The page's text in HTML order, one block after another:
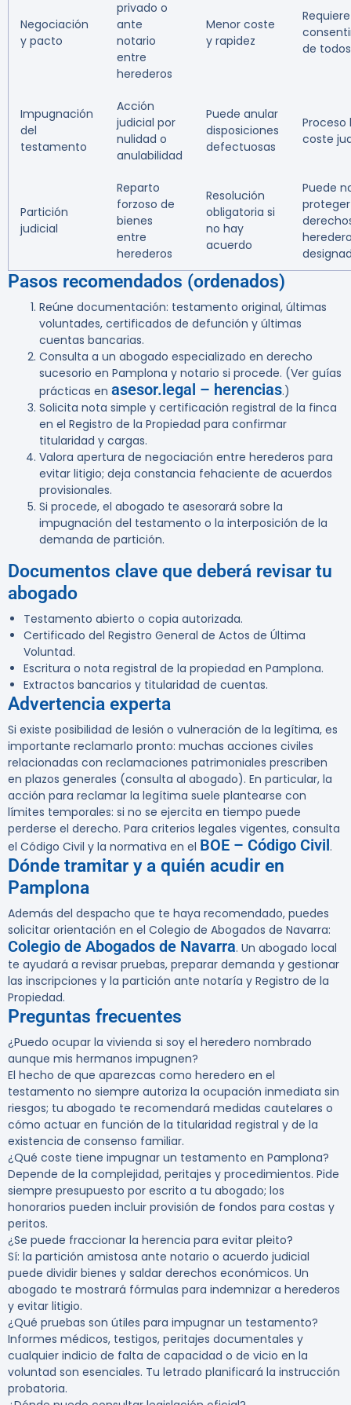
Negociación
y pacto
privado o
ante
notario
entre
herederos
Menor coste
y rapidez
Requiere
de todos
Impugnación
del
testamento
Acción
judicial por
nulidad o
anulabilidad
Puede anular
disposiciones
defectuosas
Proceso
coste
Partición
judicial
Reparto
forzoso de
bienes
entre
herederos
Resolución
obligatoria si
no hay
acuerdo
Puede
proteger
Pasos recomendados (ordenados)
Reúne documentación: testamento original, últimas
voluntades, certificados de defunción y últimas
cuentas bancarias.
Consulta a un abogado especializado en derecho
sucesorio en Pamplona y notario si procede. (Ver guías
prácticas en asesor.legal – herencias.)
Solicita nota simple y certificación registral de la finca
en el Registro de la Propiedad para confirmar
titularidad y cargas.
Valora apertura de negociación entre herederos para
evitar litigio; deja constancia fehaciente de acuerdos
provisionales.
Si procede, el abogado te asesorará sobre la
impugnación del testamento o la interposición de la
demanda de partición.
Documentos clave que deberá revisar tu
abogado
Testamento abierto o copia autorizada.
Certificado del Registro General de Actos de Última
Voluntad.
Escritura o nota registral de la propiedad en Pamplona.
Extractos bancarios y titularidad de cuentas.
Advertencia experta
Si existe posibilidad de lesión o vulneración de la legítima, es
importante reclamarlo pronto: muchas acciones civiles
relacionadas con reclamaciones patrimoniales prescriben
en plazos generales (consulta al abogado). En particular, la
acción para reclamar la legítima suele plantearse con
límites temporales: si no se ejercita en tiempo puede
perderse el derecho. Para criterios legales vigentes, consulta
el Código Civil y la normativa en el BOE – Código Civil.
Dónde tramitar y a quién acudir en
Pamplona
Además del despacho que te haya recomendado, puedes
solicitar orientación en el Colegio de Abogados de Navarra:
Colegio de Abogados de Navarra. Un abogado local
te ayudará a revisar pruebas, preparar demanda y gestionar
las inscripciones y la partición ante notaría y Registro de la
Propiedad.
Preguntas frecuentes
¿Puedo ocupar la vivienda si soy el heredero nombrado
aunque mis hermanos impugnen?
El hecho de que aparezcas como heredero en el
testamento no siempre autoriza la ocupación inmediata sin
riesgos; tu abogado te recomendará medidas cautelares o
cómo actuar en función de la titularidad registral y de la
existencia de consenso familiar.
¿Qué coste tiene impugnar un testamento en Pamplona?
Depende de la complejidad, peritajes y procedimientos. Pide
siempre presupuesto por escrito a tu abogado; los
honorarios pueden incluir provisión de fondos para costas y
peritos.
¿Se puede fraccionar la herencia para evitar pleito?
Sí: la partición amistosa ante notario o acuerdo judicial
puede dividir bienes y saldar derechos económicos. Un
abogado te mostrará fórmulas para indemnizar a herederos
y evitar litigio.
¿Qué pruebas son útiles para impugnar un testamento?
Informes médicos, testigos, peritajes documentales y
cualquier indicio de falta de capacidad o de vicio en la
voluntad son esenciales. Tu letrado planificará la instrucción
probatoria.